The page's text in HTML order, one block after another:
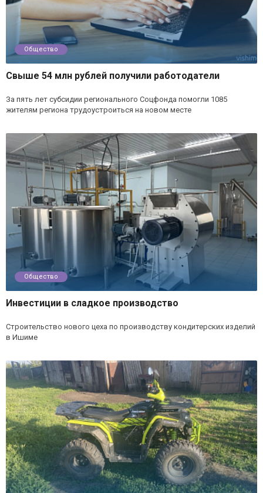
Общество
Свыше 54 млн рублей получили работодатели
За пять лет субсидии регионального Соцфонда помогли 1085
жителям региона трудоустроиться на новом месте
Общество
Инвестиции в сладкое производство
Строительство нового цеха по производству кондитерских изделий
в Ишиме